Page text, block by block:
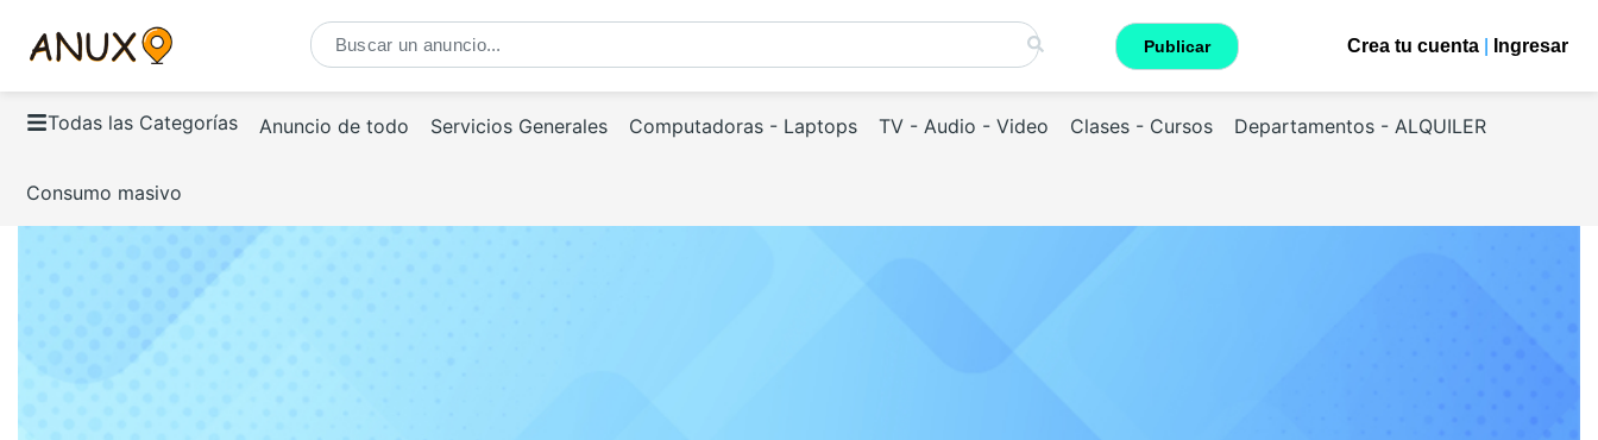
Publicar Crea tu cuenta| Ingresar
Todas las Categorías Anuncio de todo Servicios Generales Computadoras - Laptops TV - Audio - Video Clases - Cursos Departamentos - ALQUILER
Consumo masivo